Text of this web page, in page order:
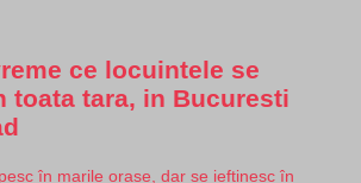
ce locuintele se
toata tara, in Bucuresti
în marile orașe, dar se ieftinesc în